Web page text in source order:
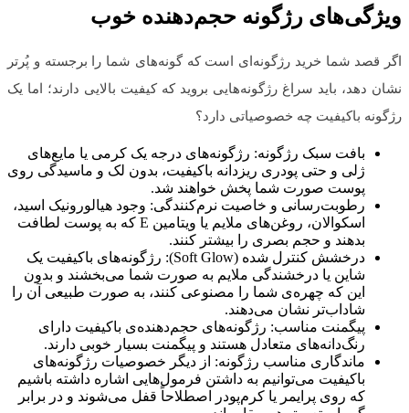
ویژگی‌های رژگونه حجم‌دهنده خوب
اگر قصد شما خرید رژگونه‌ای است که گونه‌های شما را برجسته و پُرتر
نشان دهد، باید سراغ رژگونه‌هایی بروید که کیفیت بالایی دارند؛ اما یک
رژگونه باکیفیت چه خصوصیاتی دارد؟
بافت سبک رژگونه: رژگونه‌های درجه یک کرمی یا مایع‌های
ژلی و حتی پودری ریزدانه باکیفیت، بدون لک و ماسیدگی روی
پوست صورت شما پخش خواهند شد.
رطوبت‌رسانی و خاصیت نرم‌کنندگی: وجود هیالورونیک اسید،
اسکوالان، روغن‌های ملایم یا ویتامین E که به پوست لطافت
بدهند و حجم بصری را بیشتر کنند.
درخشش کنترل شده (Soft Glow): رژگونه‌های باکیفیت یک
شاین یا درخشندگی ملایم به صورت شما می‌بخشند و بدون
این که چهره‌ی شما را مصنوعی کنند، به صورت طبیعی آن را
شاداب‌تر نشان می‌دهند.
پیگمنت مناسب: رژگونه‌های حجم‌دهنده‌ی باکیفیت دارای
رنگ‌دانه‌های متعادل هستند و پیگمنت بسیار خوبی دارند.
ماندگاری مناسب رژگونه: از دیگر خصوصیات رژگونه‌های
باکیفیت می‌توانیم به داشتن فرمول‌هایی اشاره داشته باشیم
که روی پرایمر یا کرم‌پودر اصطلاحاً قفل می‌شوند و در برابر